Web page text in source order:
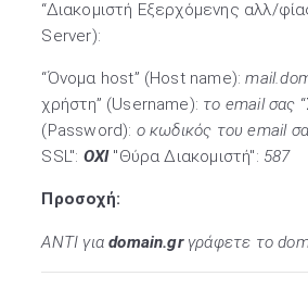
“Διακομιστή Εξερχόμενης αλλ/
Server):
“Όνομα host” (Host name):
χρήστη” (Username): το email σας
(Password): ο κωδικός του email
SSL": ΟΧΙ"Θύρα Διακομιστή": 587
Προσοχή:
ΑΝΤΙ γιαdomain.grγράφετε το